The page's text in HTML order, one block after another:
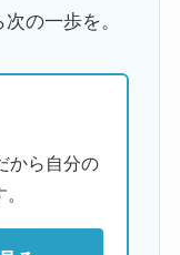
の一歩を。
から自分の